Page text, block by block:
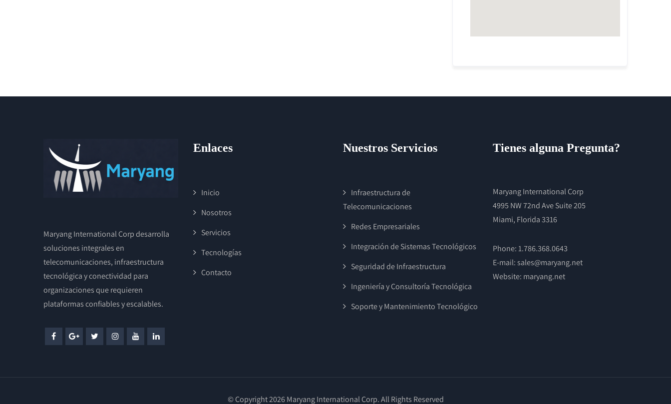
Maryang International Corp desarrolla
soluciones integrales en
telecomunicaciones, infraestructura
tecnológica y conectividad para
organizaciones que requieren
plataformas confiables y escalables.
Enlaces
Inicio
Nosotros
Servicios
Tecnologías
Contacto
Nuestros Servicios
Infraestructura de
Telecomunicaciones
Redes Empresariales
Integración de Sistemas Tecnológicos
Seguridad de Infraestructura
Ingeniería y Consultoría Tecnológica
Soporte y Mantenimiento Tecnológico
Tienes alguna Pregunta?
Maryang International Corp
4995 NW 72nd Ave Suite 205
Miami, Florida 3316
Phone: 1.786.368.0643
E-mail: sales@maryang.net
Website: maryang.net
© Copyright 2026 Maryang International Corp. All Rights Reserved